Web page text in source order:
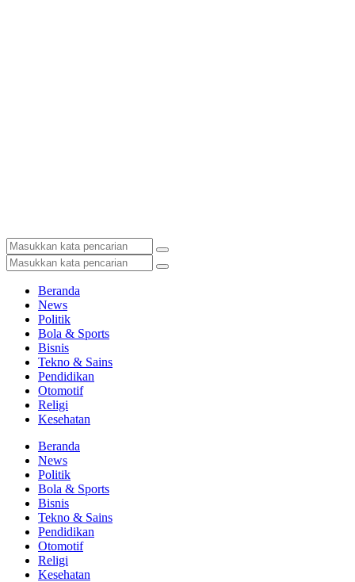
Beranda
News
Politik
Bola & Sports
Bisnis
Tekno & Sains
Pendidikan
Otomotif
Religi
Kesehatan
Beranda
News
Politik
Bola & Sports
Bisnis
Tekno & Sains
Pendidikan
Otomotif
Religi
Kesehatan